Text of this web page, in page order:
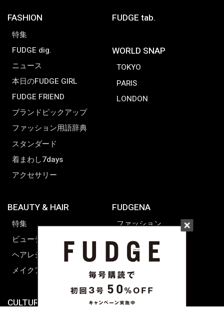
FASHION
特集
FUDGE dig.
ニュース
本日のFUDGE GIRL
FUDGE FRIEND
ブランドピックアップ
ファッション用語辞典
スタンダード
着まわし7days
アクセサリー
FUDGE tab.
WORLD SNAP
TOKYO
PARIS
LONDON
BEAUTY & HAIR
特集
ビューティーニュース
ヘアレシピ ストーリーズ
メイクアップティップス
CULTURE & LIFE
FUDGENA
ファッション
ビューティー
レシピ
ライフスタイル
海外生活